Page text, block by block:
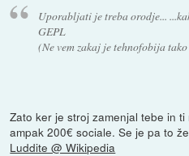
Uporabljati je treba orodje...
GEPL
(Ne vem zakaj je tehnofobija
Zato ker je stroj zamenjal tebe in
ampak 200€ sociale. Se je pa to
Luddite @ Wikipedia